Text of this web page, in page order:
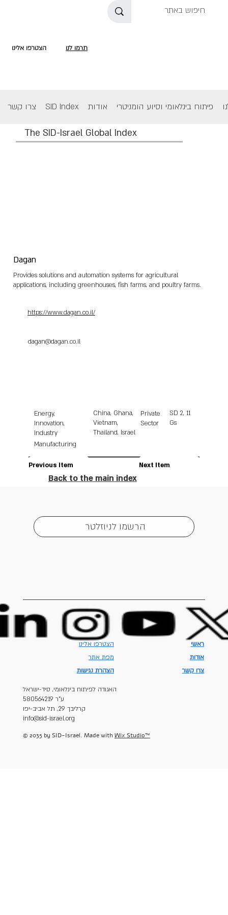
פיתוח בינלאומי וסיוע הומניטרי אודות SID Index צרו קשר
הצטרפו אלינו תרמו לנו
The SID-Israel Global Index
Dagan
Provides solutions and automation systems for agricultural
applications, including greenhouses, fish farms, and poultry farms.
https://www.dagan.co.il/
dagan@dagan.co.il
Next Item
Previous Item
Energy,
Innovation,
Industry
Manufacturing
China, Ghana,
Vietnam,
Thailand, Israel
Private
Sector
SD
Gs
2, 11
Back to the main index
הרשמו לניוזלטר
ראשי
הצטרפו אלינו
אודות
מפת אתר
צרו קשר
הצהרת נגישות
האגודה לפיתוח בינלאומי, סיד-ישראל
ע"ר 580564219
קרליבך 29, תל אביב-יפו
info@sid-israel.org
© 2035 by SID-Israel. Made with Wix Studio™